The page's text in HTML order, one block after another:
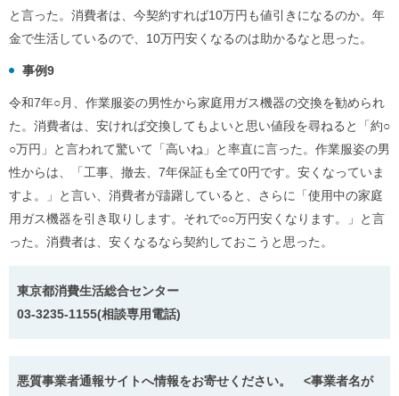
と言った。消費者は、今契約すれば10万円も値引きになるのか。年
金で生活しているので、10万円安くなるのは助かるなと思った。
事例9
令和7年○月、作業服姿の男性から家庭用ガス機器の交換を勧められ
た。消費者は、安ければ交換してもよいと思い値段を尋ねると「約○
○万円」と言われて驚いて「高いね」と率直に言った。作業服姿の男
性からは、「工事、撤去、7年保証も全て0円です。安くなっていま
すよ。」と言い、消費者が躊躇していると、さらに「使用中の家庭
用ガス機器を引き取りします。それで○○万円安くなります。」と言
った。消費者は、安くなるなら契約しておこうと思った。
東京都消費生活総合センター
03-3235-1155(相談専用電話)
悪質事業者通報サイトへ情報をお寄せください。 <事業者名が